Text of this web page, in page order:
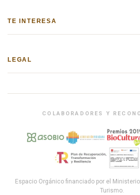
TE INTERESA
LEGAL
COLABORADORES Y
Espacio Orgánico financiado por el
Turismo.